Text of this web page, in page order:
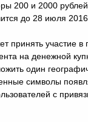
200 и 2000
до 28 июля 2016
принять участие в
на денежной
один
символы
с